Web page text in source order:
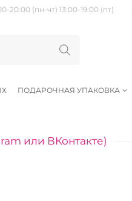
20:00 (пн-чт) 13:00-19:00 (пт)
ПОДАРОЧНАЯ УПАКОВКА
или ВКонтакте)